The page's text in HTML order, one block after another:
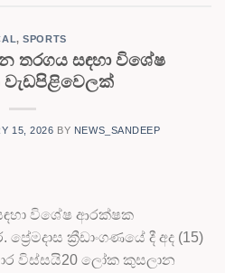
,SPORTS
තරගය සඳහා විශේෂ
15, 2026 BY NEWS_SANDEEP
විශේෂ ආරක්ෂක
ක්‍රීඩාංගණයේ දී අද (15)
විස්සයි20 ලෝක කුසලාන